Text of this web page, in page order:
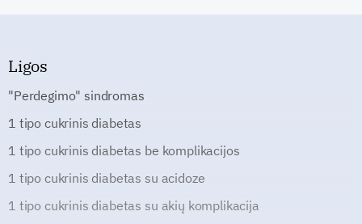
Ligos
"Perdegimo" sindromas
1 tipo cukrinis diabetas
1 tipo cukrinis diabetas be komplikacijos
1 tipo cukrinis diabetas su acidoze
1 tipo cukrinis diabetas su akių komplikacija